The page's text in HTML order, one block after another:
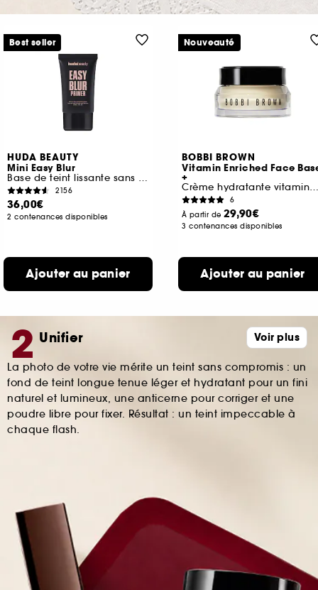
HUDA BEAUTY
Mini Easy Blur
Base de teint lissante sans silicone
2156
36,00€
2 contenances disponibles
Ajouter au panier
Best seller
BOBBI BROWN
Vitamin Enriched Face
+
Crème hydratante vitaminée & base de maquillage
6
À partir de 29,90€
3 contenances disponibles
Ajouter au panier
Nouveauté
Unifier Voir plus
La photo de votre vie mérite un teint sans compromis : un
fond de teint longue tenue léger et hydratant pour un fini
naturel et lumineux, une anticerne pour corriger et une
poudre libre pour fixer. Résultat : un teint impeccable à
chaque flash.